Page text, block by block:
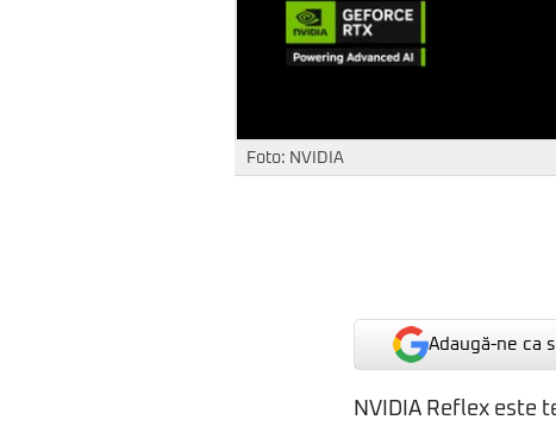
Foto: NVIDIA
Adaugă-ne ca
NVIDIA Reflex este